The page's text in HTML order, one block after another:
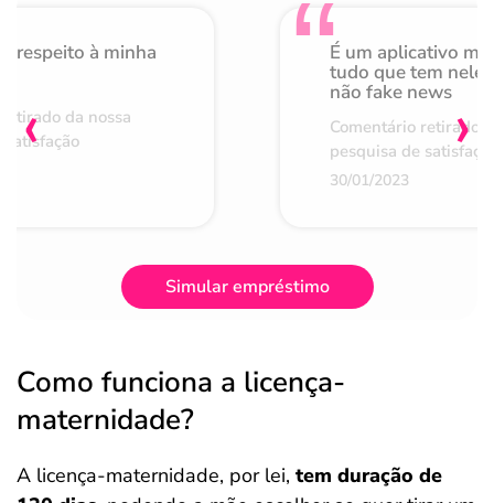
respeito à minha
da nossa
É um aplicativo
tudo que tem nele
não fake news
Comentário retirado
pesquisa de
30/01/2023
‹ ›
Simular empréstimo
Como funciona a licença-
maternidade?
A licença-maternidade, por lei, tem duração de